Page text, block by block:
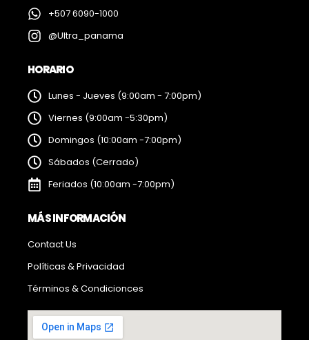
+507 6090-1000
@Ultra_panama
HORARIO
Lunes - Jueves (9:00am - 7:00pm)
Viernes (9:00am -5:30pm)
Domingos (10:00am -7:00pm)
Sábados (Cerrado)
Feriados (10:00am -7:00pm)
MÁS INFORMACIÓN
Contact Us
Políticas & Privacidad
Términos & Condicionces